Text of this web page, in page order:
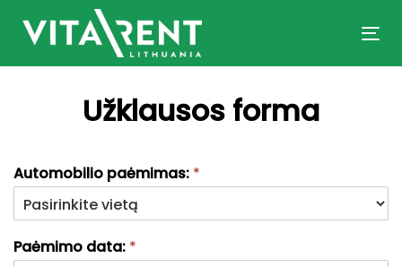
Užklausos forma
Automobilio paėmimas: *
Paėmimo data: *